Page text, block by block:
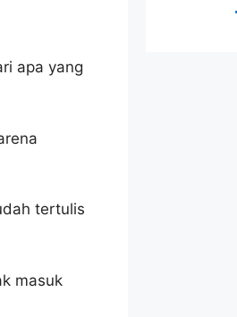
apa yang
tertulis
masuk